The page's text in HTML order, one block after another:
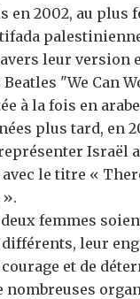
en 2002, au plus
leur version
"We Can
à la fois en
plus tard, en
Israël
le titre «
femmes
leur
et de
nombreuses